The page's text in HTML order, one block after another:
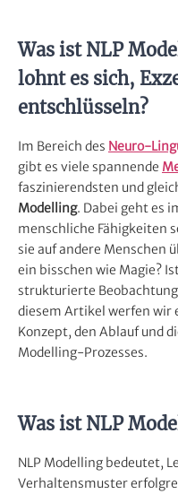
Was ist NLP
lohnt es sich,
entschlüsseln?
Im Bereich des Neuro-
gibt es viele spannende
faszinierendsten und
Modelling. Dabei geht es
menschliche Fähigkeiten
sie auf andere Menschen
ein bisschen wie Magie?
strukturierte
diesem Artikel werfen wir
Konzept, den Ablauf und
Modelling-Prozesses.
Was ist NLP
NLP Modelling bedeutet,
Verhaltensmuster